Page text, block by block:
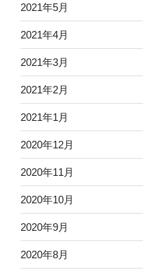
2021年5月
2021年4月
2021年3月
2021年2月
2021年1月
2020年12月
2020年11月
2020年10月
2020年9月
2020年8月